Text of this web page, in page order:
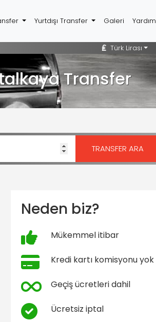
Yurtdışı Transfer Galeri Yardım
Türk Lirası
Transfer
Neden biz?
Mükemmel itibar
Kredi kartı komisyonu yok
Geçiş ücretleri dahil
Ücretsiz iptal